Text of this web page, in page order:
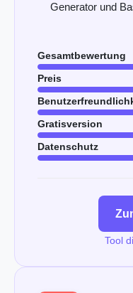
Generator und
Gesamtbewertung
Preis
Gratisversion
Datenschutz
Tool